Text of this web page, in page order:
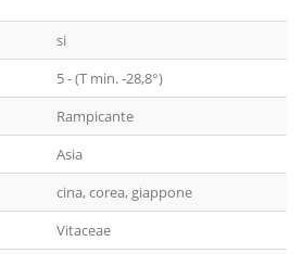
si
5 - (T min. -28,8°)
Rampicante
Asia
cina, corea, giappone
Vitaceae